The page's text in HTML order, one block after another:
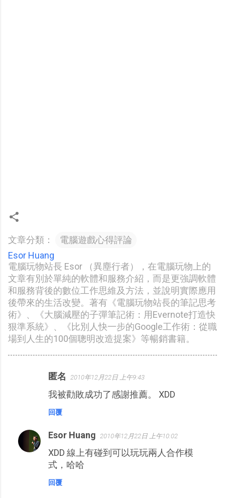
文章分類：
電腦遊戲心得評論
Esor Huang
電腦玩物站長 Esor （異塵行者），在電腦玩物上的
文章有別於單純的軟體和服務介紹，而是更強調軟體
和服務背後的數位工作思維及方法，並說明實際應用
後帶來的生活改變。著有《電腦玩物站長的筆記思考
術》、《大腦減壓的子彈筆記術：用Evernote打造快
狠準系統》、《比別人快一步的Google工作術：從職
場到人生的100個聰明改造提案》等暢銷書籍。
匿名 2010年12月22日 上午9:43
我被勸敗成功了感謝推薦。 XDD
回覆
Esor Huang 2010年12月22日 上午10:02
XDD 線上有碰到可以玩玩兩人合作模
式，哈哈
回覆